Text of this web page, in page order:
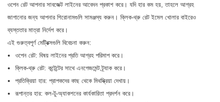
ওপেন রেট আপনার সাবজেক্ট লাইনের আবেদন প্রকাশ করে। যদি হার কম হয়, তাহলে আগ্রহ
জাগানোর জন্য আপনার শিরোনামগুলি সামঞ্জস্য করুন। ক্লিক-থ্রু রেট ইমেল খোলার বাইরেও
ব্যস্ততার মাত্রা নির্দেশ করে।
এই গুরুত্বপূর্ণ মেট্রিক্সগুলি বিবেচনা করুন:
ওপেন রেট: বিষয় লাইনের প্রতি আগ্রহ পরিমাপ করে।
ক্লিক-থ্রু রেট: কন্টেন্টের সাথে এনগেজমেন্ট ট্র্যাক করে।
প্রতিক্রিয়া হার: প্রাপকদের কাছ থেকে মিথস্ক্রিয়া দেখায়।
রূপান্তর হার: কল-টু-অ্যাকশনের কার্যকারিতা প্রদর্শন করে।